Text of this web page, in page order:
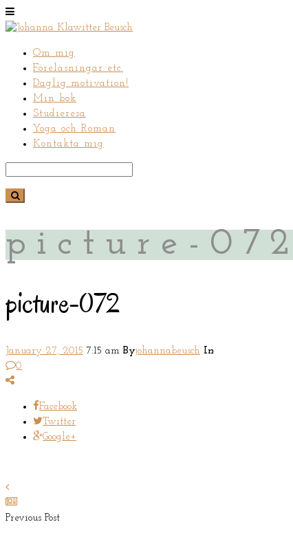
Om mig
Föreläsningar etc.
Daglig motivation!
Min bok
Studieresa
Yoga och Roman
Kontakta mig
picture-072
picture-072
January 27, 2015 7:15 am Byjohannabeusch In
0
Facebook
Twitter
Google+
Previous Post